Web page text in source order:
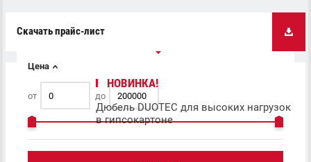
ВЫБОР ПО ПАРАМЕТРАМ
Цена
от до
Скачать прайс-лист
НОВИНКА!
Дюбель DUOTEC для высоких нагрузок
в гипсокартоне